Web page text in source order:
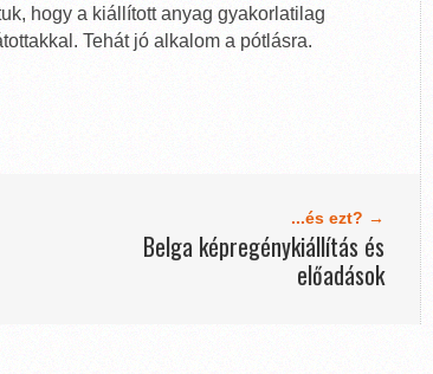
hogy a kiállított anyag gyakorlatilag
Tehát jó alkalom a pótlásra.
...és ezt? →
Belga képregénykiállítás és
előadások